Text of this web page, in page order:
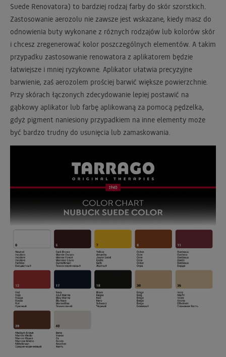
Suede Renovatora) to bardziej rodzaj farby do skór szorstkich.
Zastosowanie aerozolu nie zawsze jest wskazane, kiedy masz do
odnowienia buty wykonane z różnych rodzajów lub kolorów skór
i chcesz zregenerować kolor poszczególnych elementów. A takim
przypadku zastosowanie renowatora z aplikatorem będzie
łatwiejsze i mniej ryzykowne. Aplikator ułatwia precyzyjne
barwienie, zaś aerozolem prościej barwić większe powierzchnie.
Przy skórach łączonych zdecydowanie lepiej postawić na
gąbkowy aplikator lub farbę aplikowaną za pomocą pędzelka,
gdyż pigment naniesiony przypadkiem na inne elementy może
być bardzo trudny do usunięcia lub zamaskowania.